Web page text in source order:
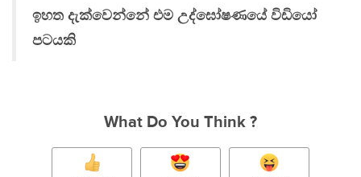
ඉහත දැක්වෙන්නේ එම උද්ඝෝෂණයේ විඩියෝ
පටයකි
What Do You Think ?